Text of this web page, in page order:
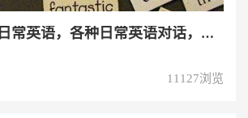
日常英语，各种日常英语对话，学习日常英语表达（一...
11127浏览